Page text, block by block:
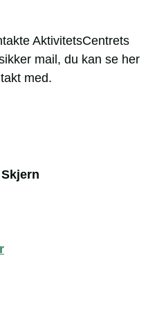
AktivitetsCentrets
mail, du kan se her
med.